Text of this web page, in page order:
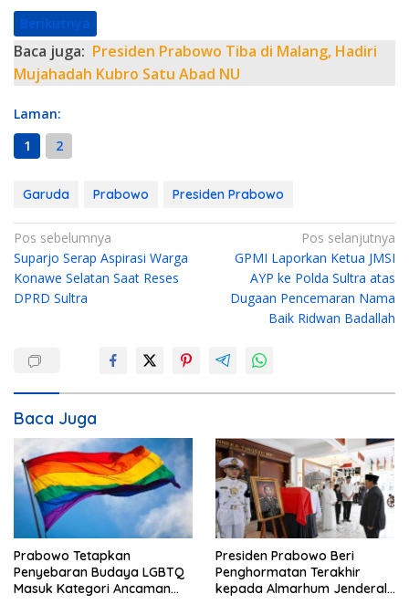
Berikutnya
Baca juga: Presiden Prabowo Tiba di Malang, Hadiri
Mujahadah Kubro Satu Abad NU
Laman:
1
2
Garuda Prabowo Presiden Prabowo
N
a
v
s
i
p
o
s
Pos sebelumnya
Suparjo Serap Aspirasi Warga
Konawe Selatan Saat Reses
DPRD Sultra
Pos selanjutnya
GPMI Laporkan Ketua JMSI
AYP ke Polda Sultra atas
Dugaan Pencemaran Nama
Baik Ridwan Badallah
Baca Juga
Prabowo Tetapkan
Penyebaran Budaya LGBTQ
Masuk Kategori Ancaman
Presiden Prabowo Beri
Penghormatan Terakhir
kepada Almarhum Jenderal